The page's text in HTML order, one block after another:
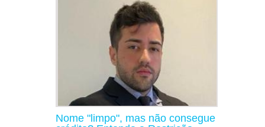
Nome "limpo", mas não consegue